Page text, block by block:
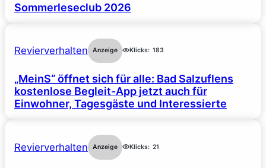
Sommerleseclub 2026
Revierverhalten Anzeige Klicks: 183
„MeinS“ öffnet sich für alle: Bad Salzuflens
kostenlose Begleit-App jetzt auch für
Einwohner, Tagesgäste und Interessierte
Revierverhalten Anzeige Klicks: 21